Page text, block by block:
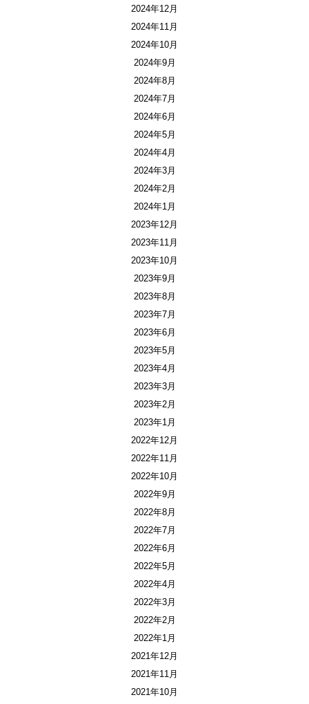
2024年12月
2024年11月
2024年10月
2024年9月
2024年8月
2024年7月
2024年6月
2024年5月
2024年4月
2024年3月
2024年2月
2024年1月
2023年12月
2023年11月
2023年10月
2023年9月
2023年8月
2023年7月
2023年6月
2023年5月
2023年4月
2023年3月
2023年2月
2023年1月
2022年12月
2022年11月
2022年10月
2022年9月
2022年8月
2022年7月
2022年6月
2022年5月
2022年4月
2022年3月
2022年2月
2022年1月
2021年12月
2021年11月
2021年10月